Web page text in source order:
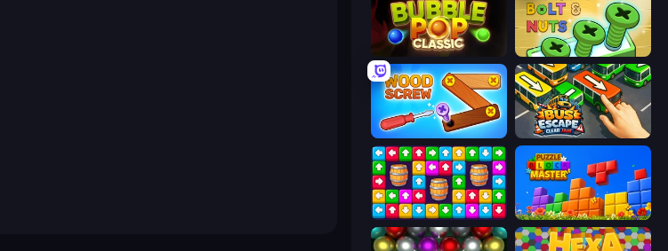
Bubble Pop Classic Screw Out: Bolts and Nuts
Wood Screw: Bolts Puzzle Bus Escape: Clear Jam
Tap Away Story Puzzle Block Master